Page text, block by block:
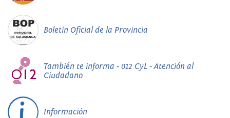
Boletín Oficial de la Provincia
También te informa - 012 CyL - Atención al
Ciudadano
Información